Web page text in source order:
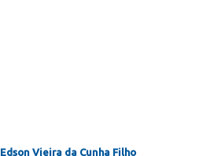
Edson Vieira da Cunha Filho